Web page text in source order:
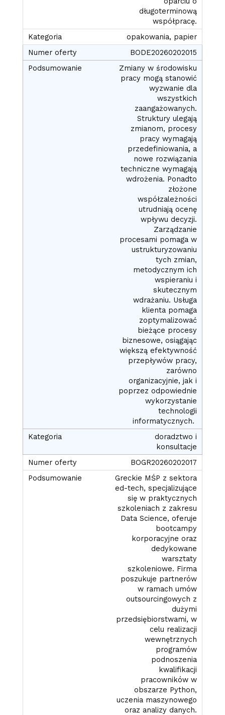
długoterminową
współpracę.
opakowania, papier
BODE20260202015
Zmiany w środowisku
pracy mogą stanowić
wyzwanie dla
wszystkich
zaangażowanych.
Struktury ulegają
zmianom, procesy
pracy wymagają
przedefiniowania, a
nowe rozwiązania
techniczne wymagają
wdrożenia. Ponadto
złożone
współzależności
utrudniają ocenę
wpływu decyzji.
Zarządzanie
procesami pomaga w
ustrukturyzowaniu
tych zmian,
metodycznym ich
wspieraniu i
skutecznym
wdrażaniu. Usługa
klienta pomaga
zoptymalizować
bieżące procesy
biznesowe, osiągając
większą efektywność
przepływów pracy,
zarówno
organizacyjnie, jak i
poprzez odpowiednie
wykorzystanie
technologii
informatycznych.
doradztwo i
konsultacje
BOGR20260202017
Greckie MŚP z sektora
ed-tech, specjalizujące
się w praktycznych
szkoleniach z zakresu
Data Science, oferuje
bootcampy
korporacyjne oraz
dedykowane
warsztaty
szkoleniowe. Firma
poszukuje partnerów
w ramach umów
outsourcingowych z
dużymi
przedsiębiorstwami, w
celu realizacji
wewnętrznych
programów
podnoszenia
kwalifikacji
pracowników w
obszarze Python,
uczenia maszynowego
oraz analizy danych.